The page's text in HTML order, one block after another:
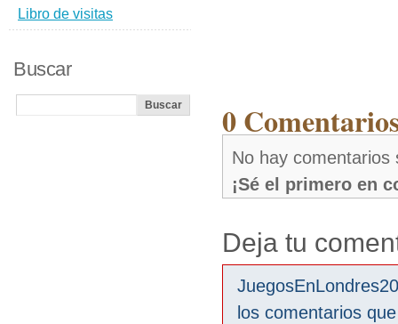
0
No hay comentarios
¡Sé el primero en
Deja tu
los comentarios
Libro de visitas
Buscar